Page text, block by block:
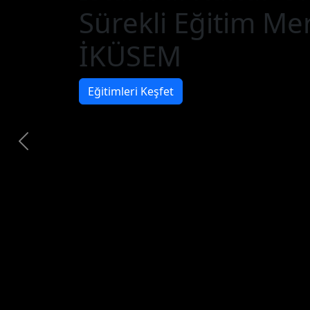
Sürekli Eğitim
İKÜSEM
Eğitimleri Keşfet